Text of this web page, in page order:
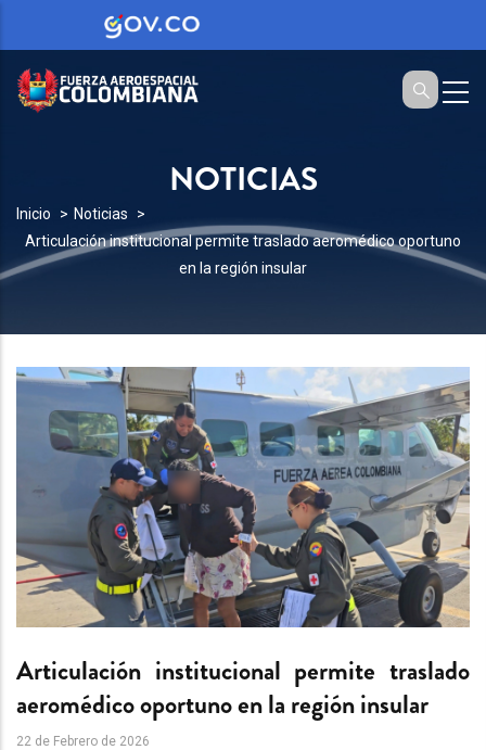
NOTICIAS
SOBRESCRIBIR
ENLACES
DE
A
LA
NAVEGACIÓN
Inicio
Noticias
Articulación institucional permite traslado aeromédico oportuno
en la región insular
Articulación institucional permite traslado
aeromédico oportuno en la región insular
22 de Febrero de 2026